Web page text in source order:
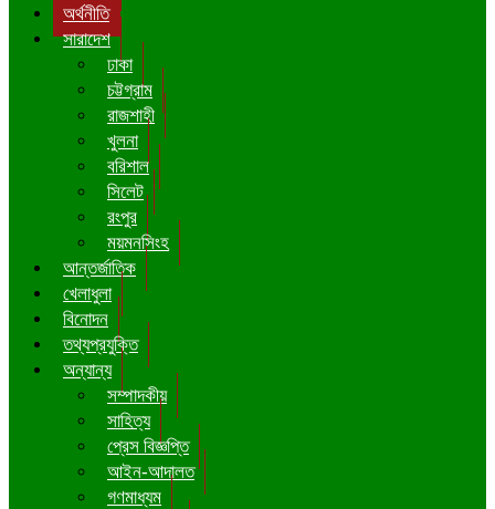
অর্থনীতি
সারাদেশ
ঢাকা
চট্টগ্রাম
রাজশাহী
খুলনা
বরিশাল
সিলেট
রংপুর
ময়মনসিংহ
আন্তর্জাতিক
খেলাধুলা
বিনোদন
তথ্যপ্রযুক্তি
অন্যান্য
সম্পাদকীয়
সাহিত্য
প্রেস বিজ্ঞপ্তি
আইন-আদালত
গণমাধ্যম